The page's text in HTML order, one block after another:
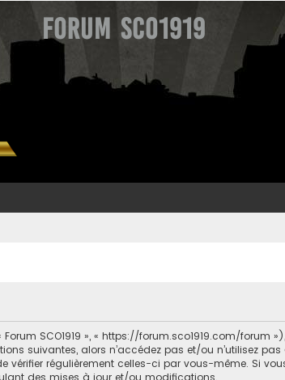
Forum SCO1919
SCO1919 », « https://forum.sco1919.com/
suivantes, alors n’accédez pas et/ou n’utilisez
régulièrement celles-ci par vous-même. Si
des mises à jour et/ou modifications.